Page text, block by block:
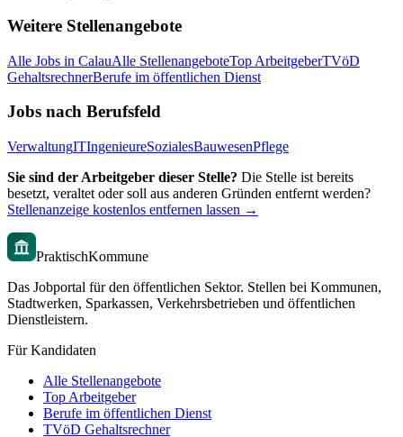
Weitere Stellenangebote
Alle Jobs in CalauAlle StellenangeboteTop ArbeitgeberTVöD
GehaltsrechnerBerufe im öffentlichen Dienst
Jobs nach Berufsfeld
VerwaltungITIngenieureSozialesBauwesenPflege
Sie sind der Arbeitgeber dieser Stelle? Die Stelle ist bereits
besetzt, veraltet oder soll aus anderen Gründen entfernt werden?
Stellenanzeige kostenlos entfernen lassen →
PraktischKommune
Das Jobportal für den öffentlichen Sektor. Stellen bei Kommunen,
Stadtwerken, Sparkassen, Verkehrsbetrieben und öffentlichen
Dienstleistern.
Für Kandidaten
Alle Stellenangebote
Top Arbeitgeber
Berufe im öffentlichen Dienst
TVöD Gehaltsrechner